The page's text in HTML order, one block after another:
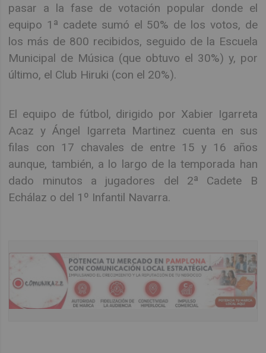
pasar a la fase de votación popular donde el
equipo 1ª cadete sumó el 50% de los votos, de
los más de 800 recibidos, seguido de la Escuela
Municipal de Música (que obtuvo el 30%) y, por
último, el Club Hiruki (con el 20%).
El equipo de fútbol, dirigido por Xabier Igarreta
Acaz y Ángel Igarreta Martinez cuenta en sus
filas con 17 chavales de entre 15 y 16 años
aunque, también, a lo largo de la temporada han
dado minutos a jugadores del 2ª Cadete B
Echálaz o del 1º Infantil Navarra.